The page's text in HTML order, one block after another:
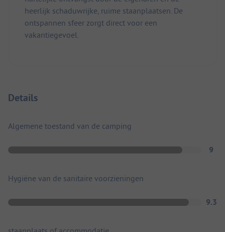
heerlijk schaduwrijke, ruime staanplaatsen. De
ontspannen sfeer zorgt direct voor een
vakantiegevoel.
Details
Algemene toestand van de camping
9
Hygiëne van de sanitaire voorzieningen
9.3